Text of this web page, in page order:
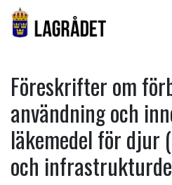
Föreskrifter om
användning och
läkemedel för djur
och